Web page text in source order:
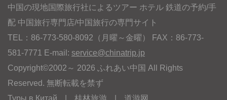
中国の現地国際旅行社によるツアー ホテル 鉄道の予約/手
配 中国旅行専門店/中国旅行の専門サイト
TEL：86-773-580-8092（月曜～金曜） FAX：86-773-
581-7771 E-mail: service@chinatrip.jp
Copyright©2002～ 2026 ふれあい中国 All Rights
Reserved. 無断転載を禁ず
Туры в Китай
桂林旅游 道游网